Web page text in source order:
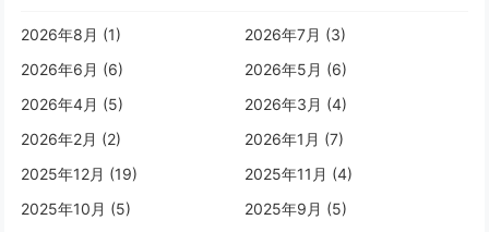
2026年8月 (1)
2026年7月 (3)
2026年6月 (6)
2026年5月 (6)
2026年4月 (5)
2026年3月 (4)
2026年2月 (2)
2026年1月 (7)
2025年12月 (19)
2025年11月 (4)
2025年10月 (5)
2025年9月 (5)